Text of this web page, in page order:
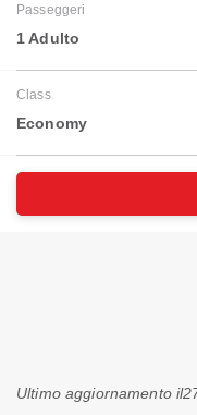
Passeggeri
1 Adulto
Class
Economy
Ultimo aggiornamento il